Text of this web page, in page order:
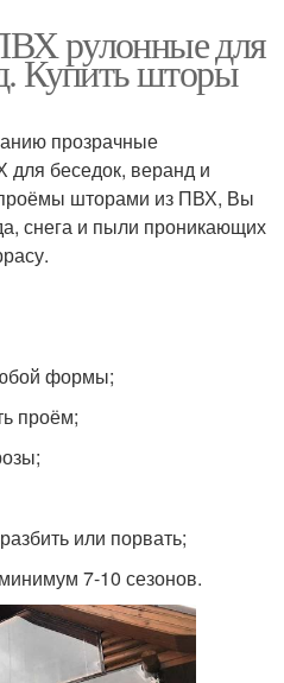
рулонные для
Купить шторы
прозрачные
беседок, веранд и
шторами из ПВХ, Вы
снега и пыли проникающих
формы;
проём;
или порвать;
7-10 сезонов.